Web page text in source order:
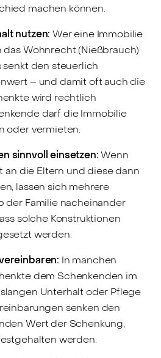
machen können.
nutzen: Wer eine Immobilie
das Wohnrecht (Nießbrauch)
senkt den steuerlich
– und damit oft auch die
wird rechtlich
darf die Immobilie
oder vermieten.
sinnvoll einsetzen:Wenn
an die Eltern und diese dann
lassen sich mehrere
der Familie nacheinander
solche Konstruktionen
werden.
In manchen
dem Schenkenden im
Unterhalt oder Pflege
senken den
Wert der Schenkung,
werden.